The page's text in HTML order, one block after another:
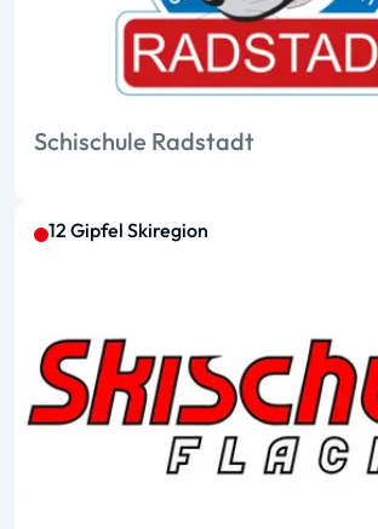
Schischule Radstadt
12 Gipfel Skiregion